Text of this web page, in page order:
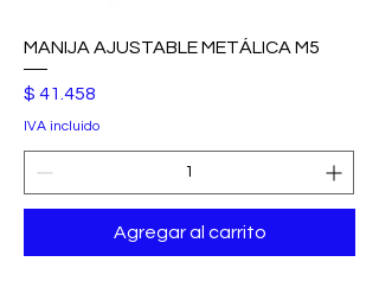
MANIJA AJUSTABLE METÁLICA M5
Precio
$ 41.458
IVA incluido
Agregar al carrito